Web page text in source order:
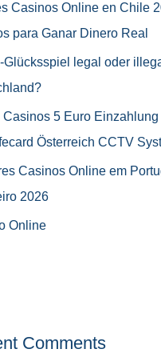
Casinos Online en Chile
para Ganar Dinero Real
Glücksspiel legal oder
Casinos 5 Euro Einzahlung
Österreich CCTV
Casinos Online em
2026
Online
Comments